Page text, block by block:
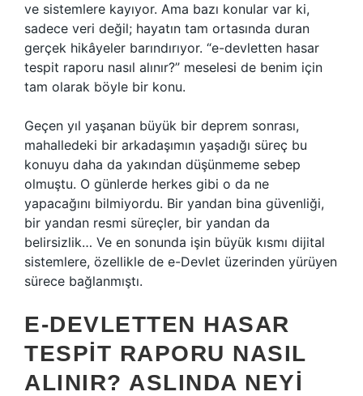
ve sistemlere kayıyor. Ama bazı konular var ki,
sadece veri değil; hayatın tam ortasında duran
gerçek hikâyeler barındırıyor. “e-devletten hasar
tespit raporu nasıl alınır?” meselesi de benim için
tam olarak böyle bir konu.
Geçen yıl yaşanan büyük bir deprem sonrası,
mahalledeki bir arkadaşımın yaşadığı süreç bu
konuyu daha da yakından düşünmeme sebep
olmuştu. O günlerde herkes gibi o da ne
yapacağını bilmiyordu. Bir yandan bina güvenliği,
bir yandan resmi süreçler, bir yandan da
belirsizlik… Ve en sonunda işin büyük kısmı dijital
sistemlere, özellikle de e-Devlet üzerinden yürüyen
sürece bağlanmıştı.
E-DEVLETTEN HASAR
TESPIT RAPORU NASIL
ALINIR? ASLINDA NEYI